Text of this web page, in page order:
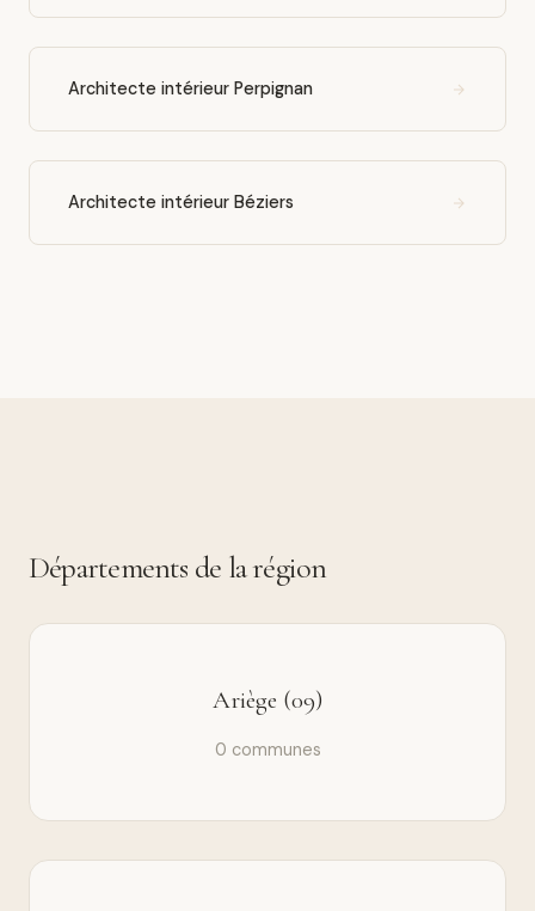
Architecte intérieur Perpignan
Architecte intérieur Béziers
Départements de la région
Ariège (09)
0 communes